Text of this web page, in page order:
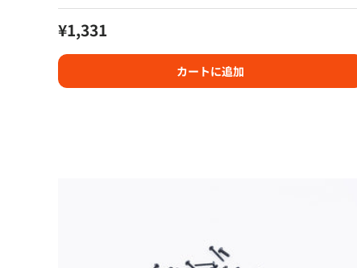
定価
¥1,331
カートに追加